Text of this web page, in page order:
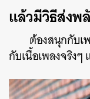
แล้วมีวิธีส่งพ
ต้องสนุกกับเ
กับเนื้อเพลงจริงๆ